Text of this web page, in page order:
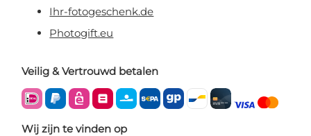
Ihr-fotogeschenk.de
Photogift.eu
Veilig & Vertrouwd betalen
Wij zijn te vinden op